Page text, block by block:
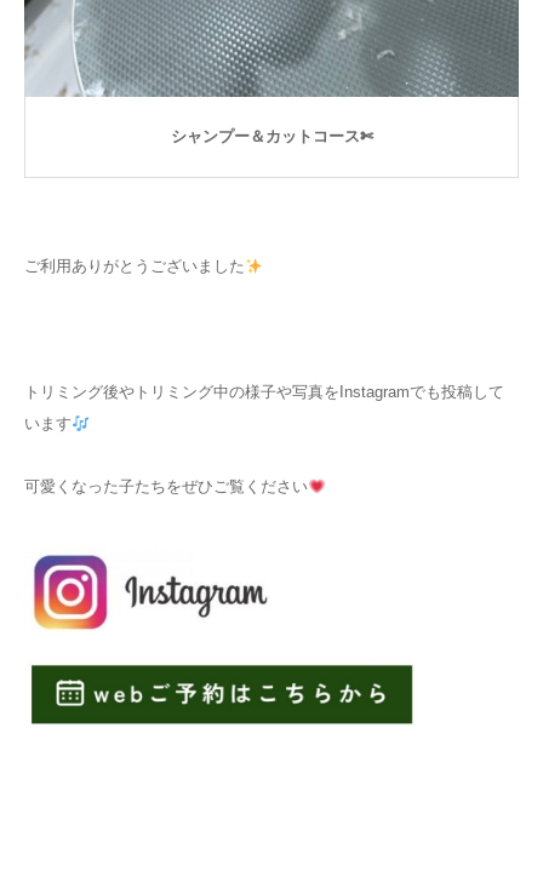
シャンプー＆カットコース✄
ご利用ありがとうございました
トリミング後やトリミング中の様子や写真をInstagramでも投稿して
います
可愛くなった子たちをぜひご覧ください